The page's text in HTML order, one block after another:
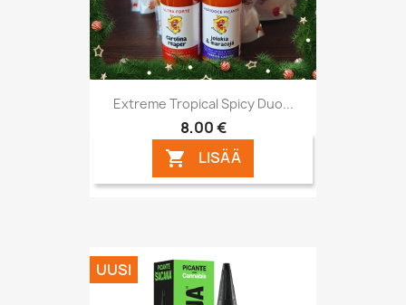
Extreme Tropical Spicy Duo...
8,00 €
 LISÄÄ
UUSI